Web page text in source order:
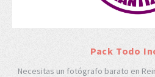
Pack Todo
Necesitas un fotógrafo barato en